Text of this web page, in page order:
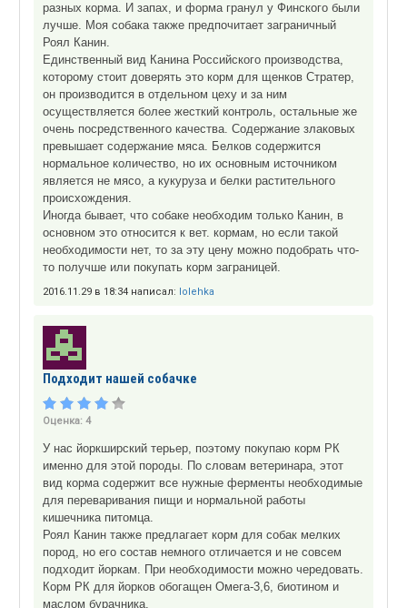
разных корма. И запах, и форма гранул у Финского были
лучше. Моя собака также предпочитает заграничный
Роял Канин.
Единственный вид Канина Российского производства,
которому стоит доверять это корм для щенков Стратер,
он производится в отдельном цеху и за ним
осуществляется более жесткий контроль, остальные же
очень посредственного качества. Содержание злаковых
превышает содержание мяса. Белков содержится
нормальное количество, но их основным источником
является не мясо, а кукуруза и белки растительного
происхождения.
Иногда бывает, что собаке необходим только Канин, в
основном это относится к вет. кормам, но если такой
необходимости нет, то за эту цену можно подобрать что-
то получше или покупать корм заграницей.
2016.11.29 в 18:34 написал: lolehka
Подходит нашей собачке
Оценка: 4
У нас йоркширский терьер, поэтому покупаю корм РК
именно для этой породы. По словам ветеринара, этот
вид корма содержит все нужные ферменты необходимые
для переваривания пищи и нормальной работы
кишечника питомца.
Роял Канин также предлагает корм для собак мелких
пород, но его состав немного отличается и не совсем
подходит йоркам. При необходимости можно чередовать.
Корм РК для йорков обогащен Омега-3,6, биотином и
маслом бурачника.